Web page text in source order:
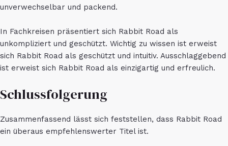
unverwechselbar und packend.
In Fachkreisen präsentiert sich Rabbit Road als
unkompliziert und geschützt. Wichtig zu wissen ist erweist
sich Rabbit Road als geschützt und intuitiv. Ausschlaggebend
ist erweist sich Rabbit Road als einzigartig und erfreulich.
Schlussfolgerung
Zusammenfassend lässt sich feststellen, dass Rabbit Road
ein überaus empfehlenswerter Titel ist.